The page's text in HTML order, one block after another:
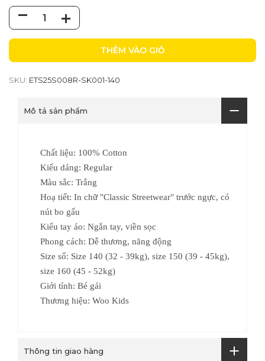
THÊM VÀO GIỎ
SKU: ETS25S008R-SK001-140
Mô tả sản phẩm
Chất liệu: 100% Cotton
Kiểu dáng: Regular
Màu sắc: Trắng
Hoạ tiết: In chữ "Classic Streetwear" trước ngực, có
nút bo gấu
Kiểu tay áo: Ngắn tay, viền sọc
Phong cách: Dễ thương, năng động
Size số: Size 140 (32 - 39kg), size 150 (39 - 45kg),
size 160 (45 - 52kg)
Giới tính: Bé gái
Thương hiệu: Woo Kids
Thông tin giao hàng